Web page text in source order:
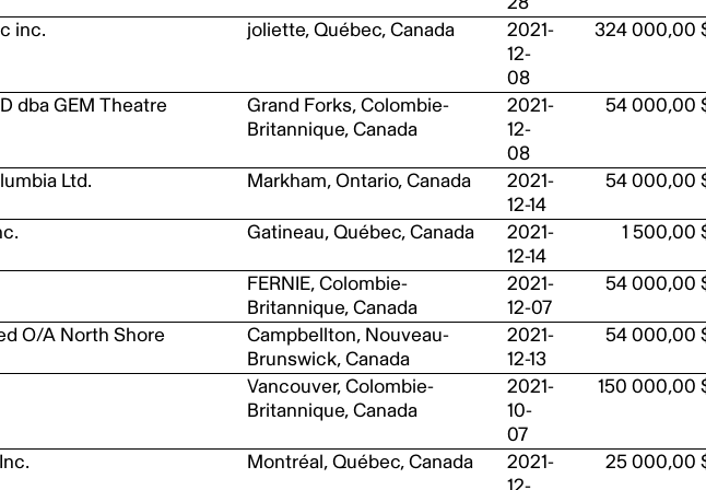
inc.
joliette, Québec, Canada
2021-
12-
08
324 000,00
dba GEM Theatre
Grand Forks, Colombie-
Britannique, Canada
2021-
12-
08
54 000,00
Ltd. Markham, Ontario, Canada
2021-
12-14
54 000,00
Gatineau, Québec, Canada
2021-
12-14
1 500,00
FERNIE, Colombie-
Britannique, Canada
2021-
12-07
54 000,00
O/A North Shore
Campbellton, Nouveau-
Brunswick, Canada
2021-
12-13
54 000,00
Vancouver, Colombie-
Britannique, Canada
2021-
10-
07
150 000,00
Montréal, Québec, Canada
2021-
25 000,00